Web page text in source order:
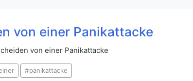
von einer Panikattacke
von einer Panikattacke
panikattacke